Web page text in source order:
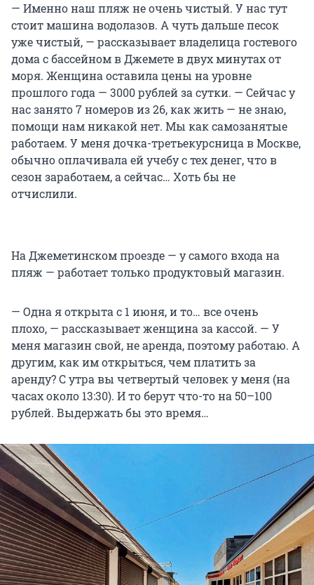
— Именно наш пляж не очень чистый. У нас тут
стоит машина водолазов. А чуть дальше песок
уже чистый, — рассказывает владелица гостевого
дома с бассейном в Джемете в двух минутах от
моря. Женщина оставила цены на уровне
прошлого года — 3000 рублей за сутки. — Сейчас у
нас занято 7 номеров из 26, как жить — не знаю,
помощи нам никакой нет. Мы как самозанятые
работаем. У меня дочка-третьекурсница в Москве,
обычно оплачивала ей учебу с тех денег, что в
сезон заработаем, а сейчас… Хоть бы не
отчислили.
На Джеметинском проезде — у самого входа на
пляж — работает только продуктовый магазин.
— Одна я открыта с 1 июня, и то… все очень
плохо, — рассказывает женщина за кассой. — У
меня магазин свой, не аренда, поэтому работаю. А
другим, как им открыться, чем платить за
аренду? С утра вы четвертый человек у меня (на
часах около 13:30). И то берут что-то на 50–100
рублей. Выдержать бы это время…